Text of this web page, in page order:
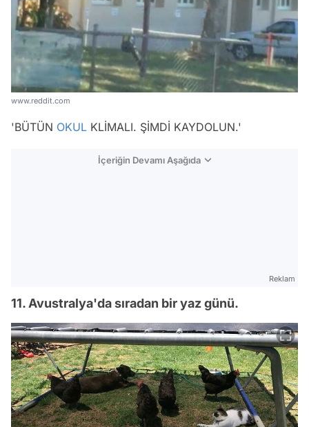
www.reddit.com
'BÜTÜN OKUL KLİMALI. ŞİMDİ KAYDOLUN.'
İçeriğin Devamı Aşağıda
Reklam
11. Avustralya'da sıradan bir yaz günü.